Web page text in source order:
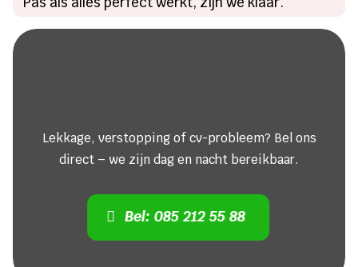
Lekkage, verstopping of cv-probleem? Bel ons
direct – we zijn dag en nacht bereikbaar.
Bel: 085 212 55 88